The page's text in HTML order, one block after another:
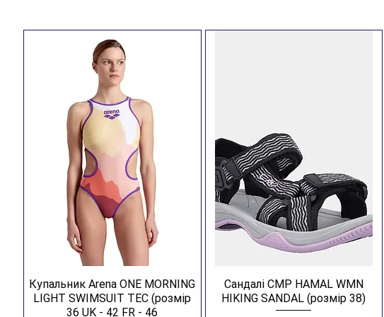
Купальник Arena ONE MORNING
LIGHT SWIMSUIT TEC (розмір
36 UK - 42 FR - 46
Сандалі CMP HAMAL WMN
HIKING SANDAL (розмір 38)